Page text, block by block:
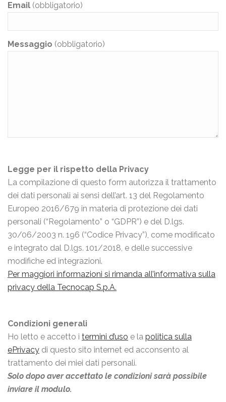
Email (obbligatorio)
Messaggio (obbligatorio)
Legge per il rispetto della Privacy
La compilazione di questo form autorizza il trattamento
dei dati personali ai sensi dell’art. 13 del Regolamento
Europeo 2016/679 in materia di protezione dei dati
personali (“Regolamento” o “GDPR”) e del D.lgs.
30/06/2003 n. 196 (“Codice Privacy”), come modificato
e integrato dal D.lgs. 101/2018, e delle successive
modifiche ed integrazioni.
Per maggiori informazioni si rimanda all’informativa sulla
privacy della Tecnocap S.p.A.
Condizioni generali
Ho letto e accetto i termini d’uso e la politica sulla
ePrivacy di questo sito internet ed acconsento al
trattamento dei miei dati personali.
Solo dopo aver accettato le condizioni sarà possibile
inviare il modulo.